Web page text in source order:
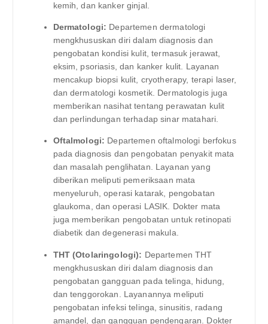
kemih, dan kanker ginjal.
Dermatologi: Departemen dermatologi
mengkhususkan diri dalam diagnosis dan
pengobatan kondisi kulit, termasuk jerawat,
eksim, psoriasis, dan kanker kulit. Layanan
mencakup biopsi kulit, cryotherapy, terapi laser,
dan dermatologi kosmetik. Dermatologis juga
memberikan nasihat tentang perawatan kulit
dan perlindungan terhadap sinar matahari.
Oftalmologi: Departemen oftalmologi berfokus
pada diagnosis dan pengobatan penyakit mata
dan masalah penglihatan. Layanan yang
diberikan meliputi pemeriksaan mata
menyeluruh, operasi katarak, pengobatan
glaukoma, dan operasi LASIK. Dokter mata
juga memberikan pengobatan untuk retinopati
diabetik dan degenerasi makula.
THT (Otolaringologi): Departemen THT
mengkhususkan diri dalam diagnosis dan
pengobatan gangguan pada telinga, hidung,
dan tenggorokan. Layanannya meliputi
pengobatan infeksi telinga, sinusitis, radang
amandel, dan gangguan pendengaran. Dokter